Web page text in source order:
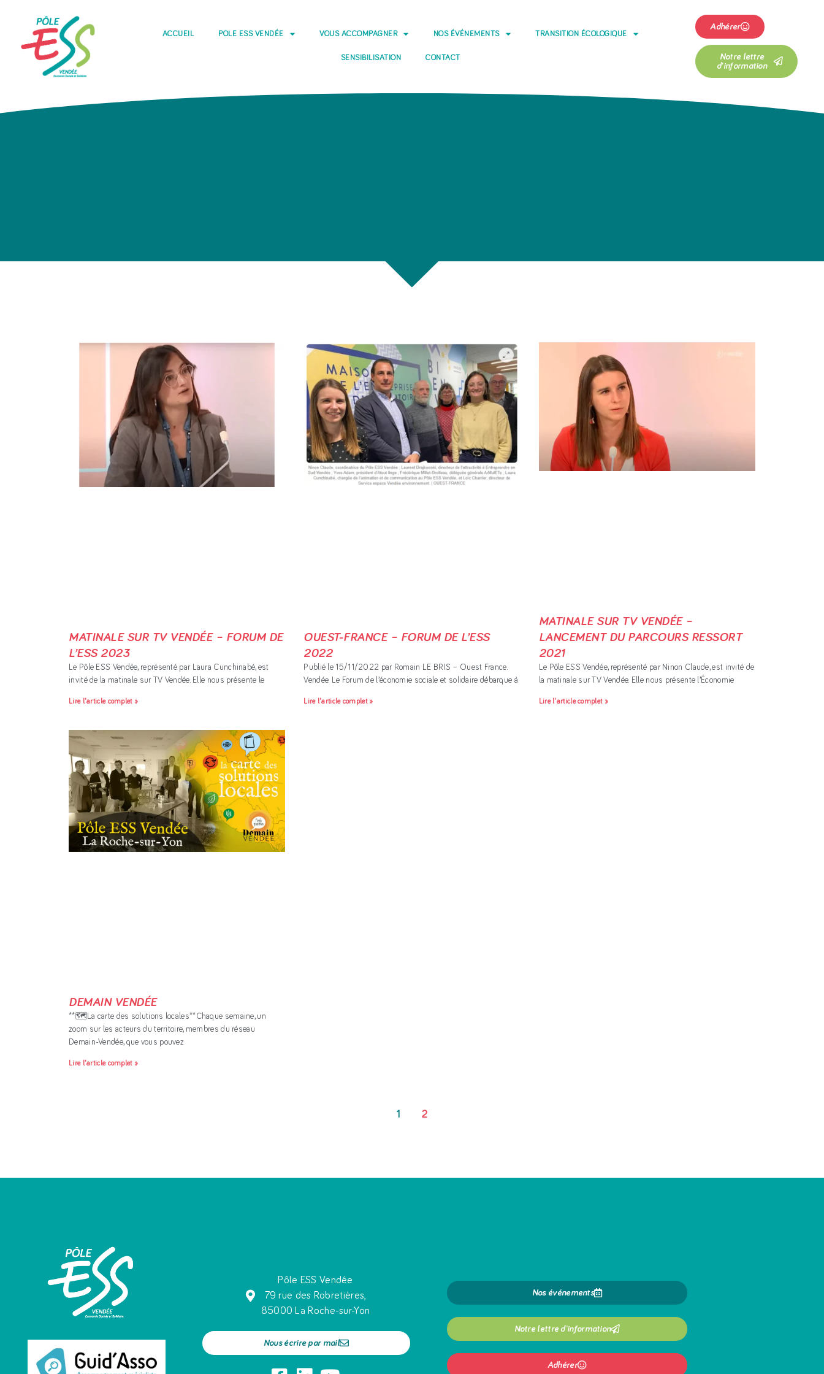
ACCUEIL PÔLE ESS VENDÉE VOUS ACCOMPAGNER NOS ÉVÉNEMENTS TRANSITION ÉCOLOGIQUE
SENSIBILISATION CONTACT
Adhérer
Notre lettre
d'information
MATINALE SUR TV VENDÉE – FORUM DE
L’ESS 2023
Le Pôle ESS Vendée, représenté par Laura Cunchinabé, est
invité de la matinale sur TV Vendée. Elle nous présente le
Lire l'article complet »
OUEST-FRANCE – FORUM DE L’ESS
2022
Publié le 15/11/2022 par Romain LE BRIS – Ouest France.
Vendée. Le Forum de l’économie sociale et solidaire débarque à
Lire l'article complet »
MATINALE SUR TV VENDÉE –
LANCEMENT DU PARCOURS RESSORT
2021
Le Pôle ESS Vendée, représenté par Ninon Claude, est invité de
la matinale sur TV Vendée. Elle nous présente l’Économie
Lire l'article complet »
DEMAIN VENDÉE
**🗺La carte des solutions locales**Chaque semaine, un
zoom sur les acteurs du territoire, membres du réseau
Demain-Vendée, que vous pouvez
Lire l'article complet »
1 2
Pôle ESS Vendée
79 rue des Robretières,
85000 La Roche-sur-Yon
Nous écrire par mail
Nos événements
Notre lettre d'information
Adhérer